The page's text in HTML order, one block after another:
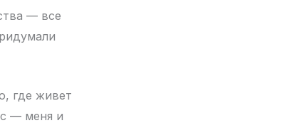
— все
где живет
— меня и